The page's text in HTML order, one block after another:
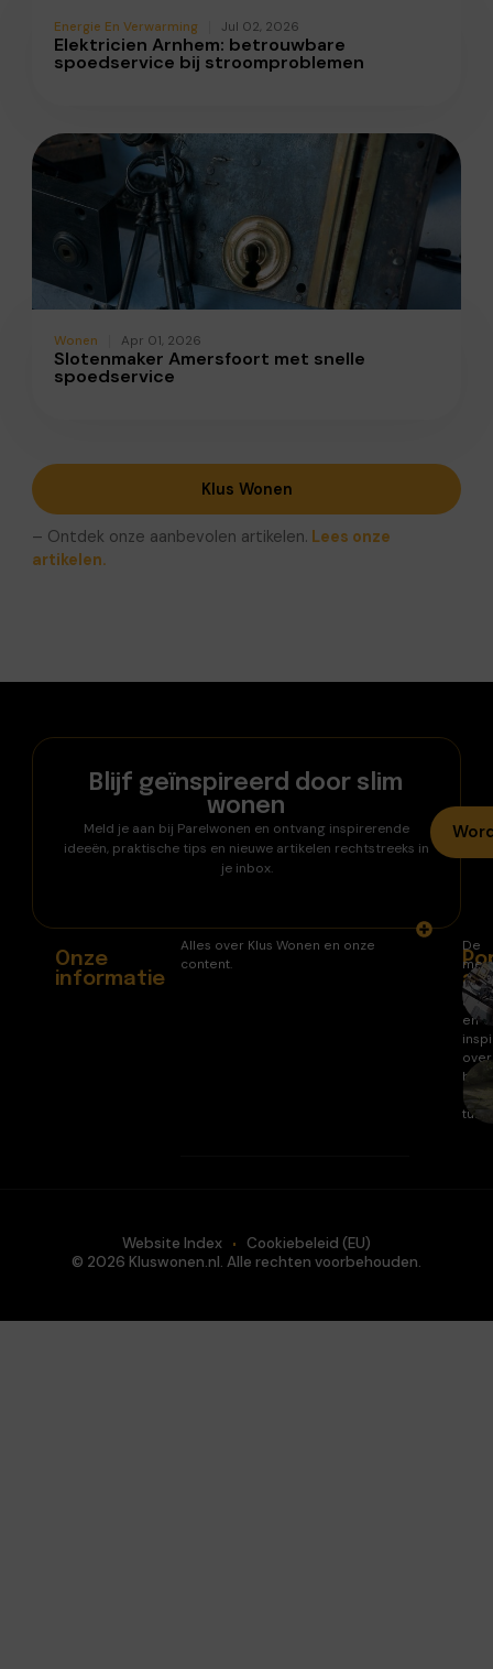
Energie En Verwarming Jul 02, 2026
Elektricien Arnhem: betrouwbare
spoedservice bij stroomproblemen
Wonen Apr 01, 2026
Slotenmaker Amersfoort met snelle
spoedservice
Klus Wonen
– Ontdek onze aanbevolen artikelen. Lees onze
artikelen.
Blijf geïnspireerd door slim
wonen
Meld je aan bij Parelwonen en ontvang inspirerende
ideeën, praktische tips en nieuwe artikelen rechtstreeks in
je inbox.
Onze
informatie
Alles over Klus Wonen en onze
content.
De
en
over
huis
en
tuin.
© 2026 Kluswonen.nl. Alle rechten voorbehouden.
Website Index Cookiebeleid (EU)